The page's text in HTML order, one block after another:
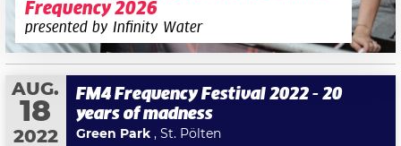
Frequency 2026
presented by Infinity Water
AUG.
18
2022
FM4 Frequency Festival 2022 - 20
years of madness
Green Park , St. Pölten